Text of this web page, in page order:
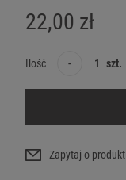
22,00 zł
Ilość - szt.
Zapytaj o produkt